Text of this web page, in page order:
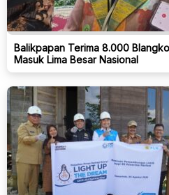
Balikpapan Terima 8.000
Masuk Lima Besar Nasional